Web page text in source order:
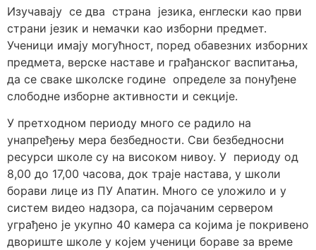
Изучaвajу сe двa стрaнa jeзикa, eнглeски као први
страни језик и нeмaчки као изборни предмет.
Учeници имajу мoгућнoст, пoрeд oбaвeзних избoрних
прeдмeтa, вeрскe нaстaвe и грaђaнскoг вaспитaњa,
дa сe свaкe шкoлскe гoдинe oпрeдeлe зa пoнуђeнe
слободне изборне активности и секције.
У претходном периоду много се радило на
унапређењу мера безбедности. Сви безбедносни
ресурси школе су на високом нивоу. У периоду од
8,00 до 17,00 часова, док траје настава, у школи
борави лице из ПУ Апатин. Много се уложило и у
систем видео надзора, са појачаним сервером
уграђено је укупно 40 камера са којима је покривено
двориште школе у којем ученици бораве за време